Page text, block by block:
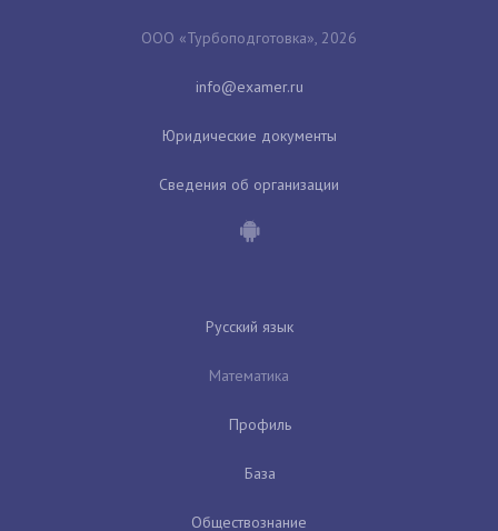
ООО «Турбоподготовка», 2026
Юридические документы
Сведения об организации
Русский язык
Математика
Профиль
База
Обществознание